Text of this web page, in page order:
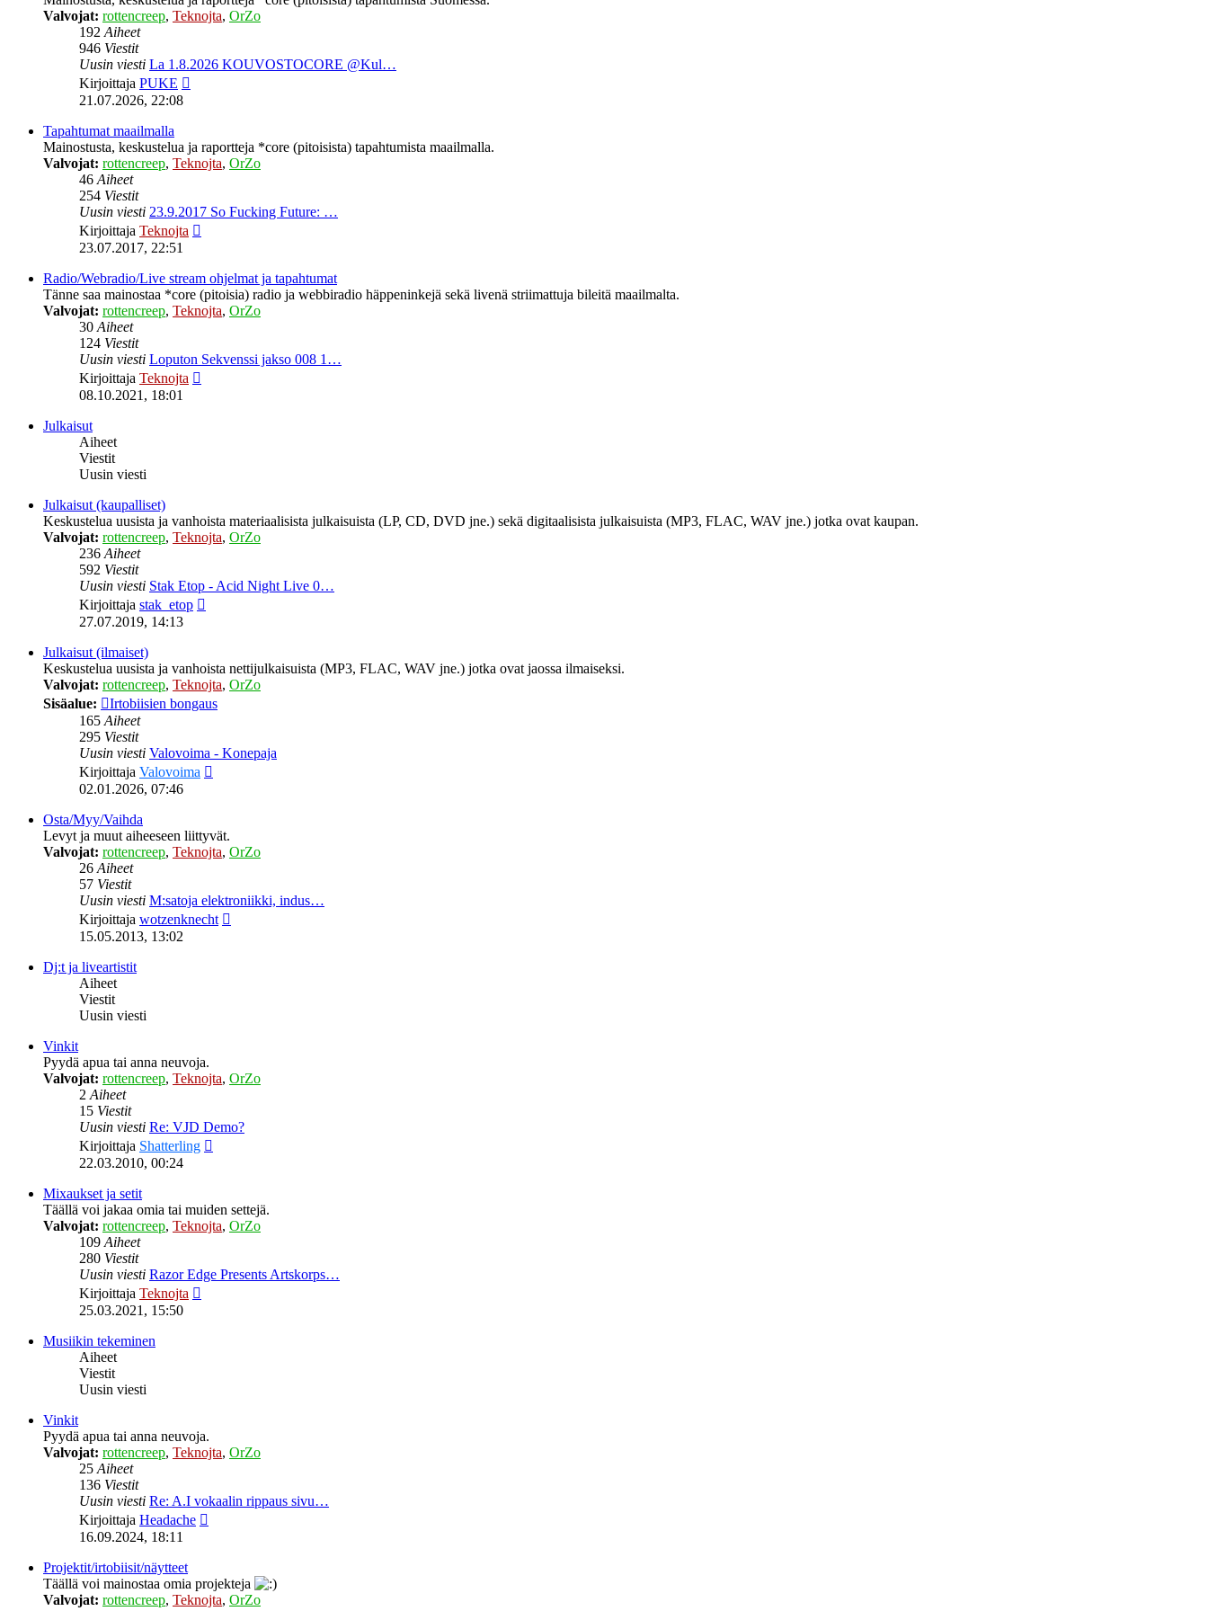
Valvojat: rottencreep, Teknojta, OrZo
192Aiheet
946 Viestit
Uusin viesti La 1.8.2026 KOUVOSTOCORE @Kul…
Kirjoittaja PUKE
21.07.2026, 22:08
Tapahtumat maailmalla
Mainostusta, keskustelua ja raportteja *core (pitoisista) tapahtumista maailmalla.
Valvojat: rottencreep, Teknojta, OrZo
46Aiheet
254 Viestit
Uusin viesti 23.9.2017 So Fucking Future: …
Kirjoittaja Teknojta
23.07.2017, 22:51
Radio/Webradio/Live stream ohjelmat ja tapahtumat
Tänne saa mainostaa *core (pitoisia) radio ja webbiradio häppeninkejä sekä livenä striimattuja bileitä maailmalta.
Valvojat: rottencreep, Teknojta, OrZo
30Aiheet
124 Viestit
Uusin viesti Loputon Sekvenssi jakso 008 1…
Kirjoittaja Teknojta
08.10.2021, 18:01
Julkaisut
Aiheet
Viestit
Uusin viesti
Julkaisut (kaupalliset)
Keskustelua uusista ja vanhoista materiaalisista julkaisuista (LP, CD, DVD jne.) sekä digitaalisista julkaisuista (MP3, FLAC, WAV jne.) jotka ovat kaupan.
Valvojat: rottencreep, Teknojta, OrZo
236Aiheet
592 Viestit
Uusin viesti Stak Etop - Acid Night Live 0…
Kirjoittaja stak_etop
27.07.2019, 14:13
Julkaisut (ilmaiset)
Keskustelua uusista ja vanhoista nettijulkaisuista (MP3, FLAC, WAV jne.) jotka ovat jaossa ilmaiseksi.
Valvojat: rottencreep, Teknojta, OrZo
Sisäalue:
Irtobiisien bongaus
165Aiheet
295 Viestit
Uusin viesti Valovoima - Konepaja
Kirjoittaja Valovoima
02.01.2026, 07:46
Osta/Myy/Vaihda
Levyt ja muut aiheeseen liittyvät.
Valvojat: rottencreep, Teknojta, OrZo
26Aiheet
57 Viestit
Uusin viesti M:satoja elektroniikki, indus…
Kirjoittaja wotzenknecht
15.05.2013, 13:02
Dj:t ja liveartistit
Aiheet
Viestit
Uusin viesti
Vinkit
Pyydä apua tai anna neuvoja.
Valvojat: rottencreep, Teknojta, OrZo
2Aiheet
15 Viestit
Uusin viesti Re: VJD Demo?
Kirjoittaja Shatterling
22.03.2010, 00:24
Mixaukset ja setit
Täällä voi jakaa omia tai muiden settejä.
Valvojat: rottencreep, Teknojta, OrZo
109Aiheet
280 Viestit
Uusin viesti Razor Edge Presents Artskorps…
Kirjoittaja Teknojta
25.03.2021, 15:50
Musiikin tekeminen
Aiheet
Viestit
Uusin viesti
Vinkit
Pyydä apua tai anna neuvoja.
Valvojat: rottencreep, Teknojta, OrZo
25Aiheet
136 Viestit
Uusin viesti Re: A.I vokaalin rippaus sivu…
Kirjoittaja Headache
16.09.2024, 18:11
Projektit/irtobiisit/näytteet
Täällä voi mainostaa omia projekteja
Valvojat: rottencreep, Teknojta, OrZo